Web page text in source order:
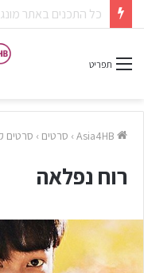
צפיתם בדרמה או סרט
תפריט
› סרטים › סרטים
רוח נפלאה